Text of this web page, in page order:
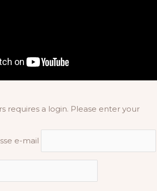
requires a login. Please enter your
e-mail